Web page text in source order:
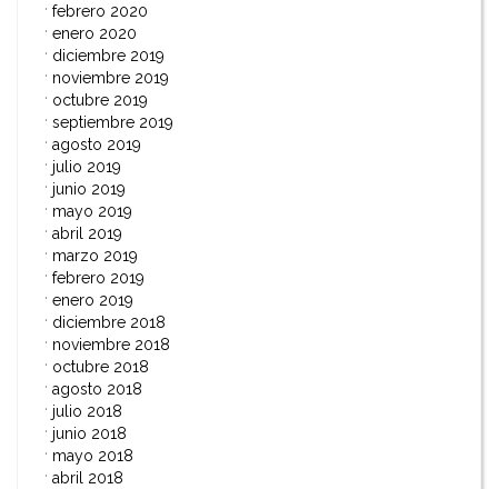
febrero 2020
enero 2020
diciembre 2019
noviembre 2019
octubre 2019
septiembre 2019
agosto 2019
julio 2019
junio 2019
mayo 2019
abril 2019
marzo 2019
febrero 2019
enero 2019
diciembre 2018
noviembre 2018
octubre 2018
agosto 2018
julio 2018
junio 2018
mayo 2018
abril 2018